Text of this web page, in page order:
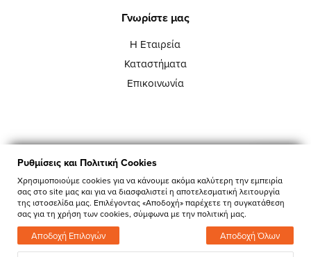
Γνωρίστε μας
Η Εταιρεία
Καταστήματα
Επικοινωνία
Copyright ©DecoMarkt 2026
Ρυθμίσεις και Πολιτική Cookies
Χρησιμοποιούμε cookies για να κάνουμε ακόμα καλύτερη την εμπειρία
σας στο site μας και για να διασφαλιστεί η αποτελεσματική λειτουργία
της ιστοσελίδα μας. Επιλέγοντας «Αποδοχή» παρέχετε τη συγκατάθεση
σας για τη χρήση των cookies, σύμφωνα με την πολιτική μας.
Αποδοχή Επιλογών Αποδοχή Όλων